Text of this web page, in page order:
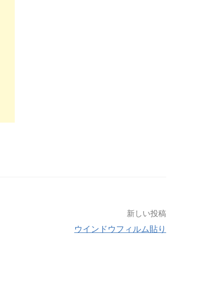
新しい投稿
ウインドウフィルム貼り